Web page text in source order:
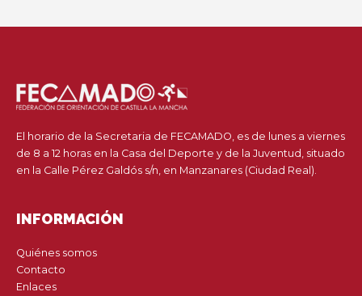
El horario de la Secretaria de FECAMADO, es de lunes a viernes
de 8 a 12 horas en la Casa del Deporte y de la Juventud, situado
en la Calle Pérez Galdós s/n, en Manzanares (Ciudad Real).
INFORMACIÓN
Quiénes somos
Contacto
Enlaces